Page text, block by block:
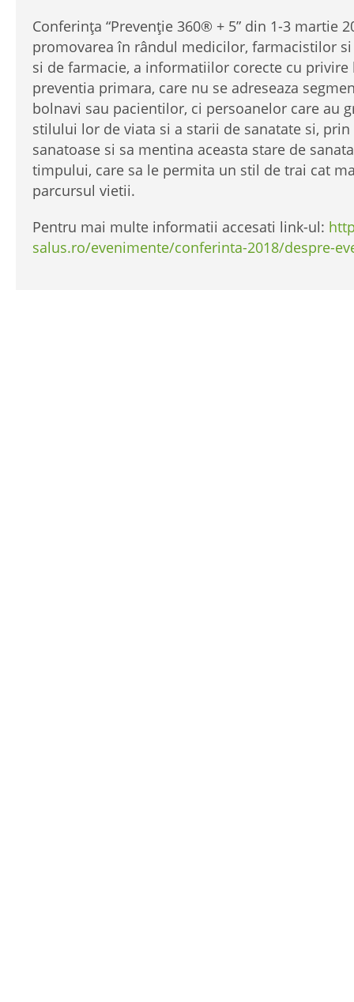
Conferința “Prevenție 360® + 5” din 1-3 martie
promovarea în rândul medicilor, farmacistilor
si de farmacie, a informatiilor corecte cu privire
preventia primara, care nu se adreseaza
bolnavi sau pacientilor, ci persoanelor care au
stilului lor de viata si a starii de sanatate si,
sanatoase si sa mentina aceasta stare de
timpului, care sa le permita un stil de trai cat
parcursul vietii.
Pentru mai multe informatii accesati link-ul:
salus.ro/evenimente/conferinta-2018/despre-